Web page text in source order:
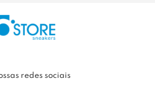
redes sociais